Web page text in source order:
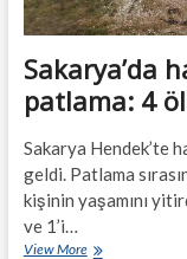
Sakarya’da
patlama: 4
Sakarya Hendek’te
geldi. Patlama
kişinin yaşamını
ve 1’i…
View MoreSakarya’da